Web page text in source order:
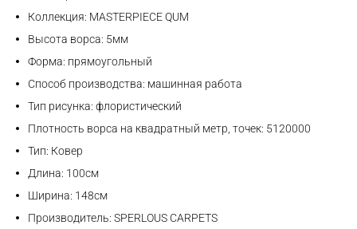
Коллекция: MASTERPIECE QUM
Высота ворса: 5мм
Форма: прямоугольный
Способ производства: машинная работа
Тип рисунка: флористический
Плотность ворса на квадратный метр, точек: 5120000
Тип: Ковер
Длина: 100см
Ширина: 148см
Производитель: SPERLOUS CARPETS